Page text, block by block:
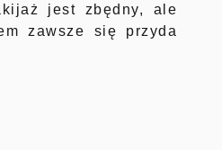
jest zbędny, ale
zawsze się przyda